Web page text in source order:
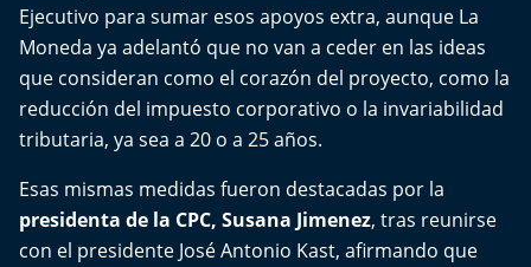
Ejecutivo para sumar esos apoyos extra, aunque La
Moneda ya adelantó que no van a ceder en las ideas
que consideran como el corazón del proyecto, como la
reducción del impuesto corporativo o la invariabilidad
tributaria, ya sea a 20 o a 25 años.
Esas mismas medidas fueron destacadas por la
presidenta de la CPC, Susana Jimenez, tras reunirse
con el presidente José Antonio Kast, afirmando que